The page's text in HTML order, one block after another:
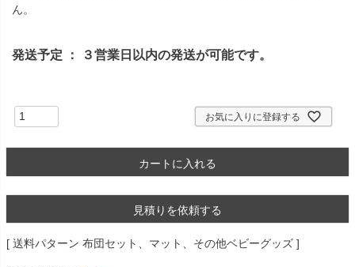
ん。
発送予定 ： ３営業日以内の発送が可能です。
お気に入りに登録する
カートに入れる
見積りを依頼する
送料パターン 布団セット、マット、その他ベビーグッズ